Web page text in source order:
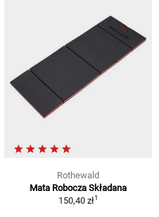
Rothewald
Mata Robocza Składana
150,40 zł1